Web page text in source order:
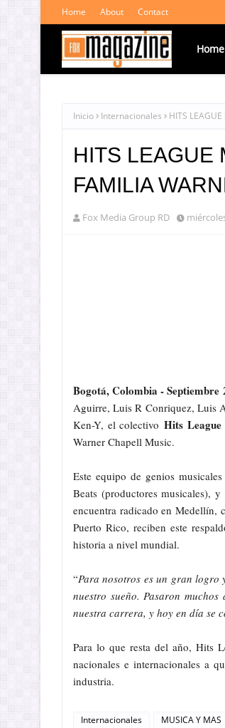
Home About Contact
Home
Inicio Internacionales HITS
HITS LEAGUE
FAMILIA
Fox Media Group RD
Bogotá, Colombia - Septiembre
Aguirre, Luis R Conriquez, Luis
Ken-Y, el colectivo Hits League
Warner Chapell Music.
Este equipo de genios
Beats (productores musicales),
encuentra radicado en Medellín,
Puerto Rico, reciben este
historia a nivel mundial.
“Para nosotros es un gran
nuestro sueño. Pasaron
nuestra carrera, y hoy en día se
Para lo que resta del año, Hits
nacionales e internacionales a
industria.
Internacionales MUSICA Y MAS